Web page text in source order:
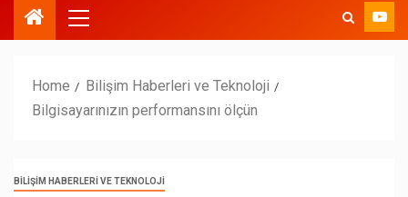
Home
Bilişim Haberleri ve Teknoloji
Bilgisayarınızın performansını ölçün
BILIŞIM HABERLERI VE TEKNOLOJI